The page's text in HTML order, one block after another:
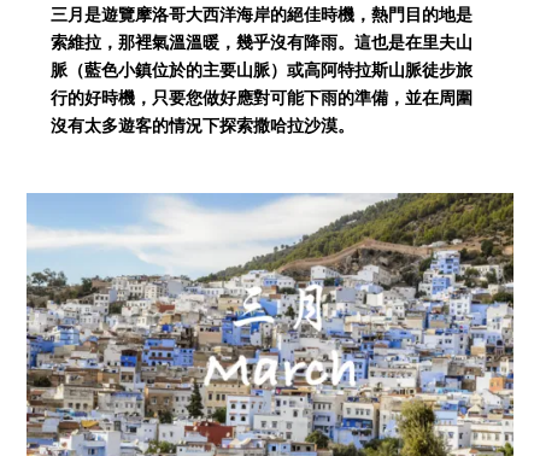
三月是遊覽摩洛哥大西洋海岸的絕佳時機，熱門目的地是
索維拉，那裡氣溫溫暖，幾乎沒有降雨。這也是在里夫山
脈（藍色小鎮位於的主要山脈）或高阿特拉斯山脈徒步旅
行的好時機，只要您做好應對可能下雨的準備，並在周圍
沒有太多遊客的情況下探索撒哈拉沙漠。